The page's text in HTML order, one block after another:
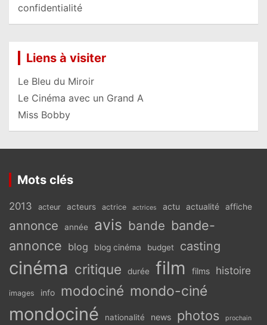
confidentialité
Liens à visiter
Le Bleu du Miroir
Le Cinéma avec un Grand A
Miss Bobby
Mots clés
2013 acteur acteurs actrice actrices actu actualité affiche
annonce année avis bande bande-
annonce blog blog cinéma budget casting
cinéma critique durée film films histoire
images info modociné mondo-ciné
mondociné nationalité news photos prochain